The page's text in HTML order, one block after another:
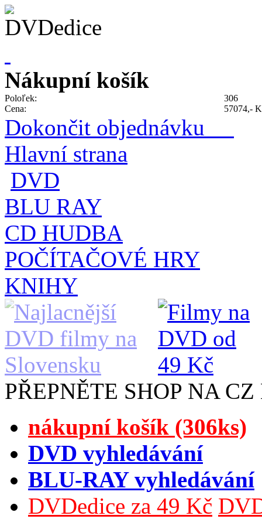
Nákupní košík
Poloľek:
306
Cena:
57074,-
Dokončit objednávku
Hlavní strana
DVD
BLU RAY
CD HUDBA
POČÍTAČOVÉ HRY
KNIHY
PŘEPNĚTE SHOP NA
nákupní košík (306ks)
DVD vyhledávání
BLU-RAY vyhledávání
DVDedice za 49 Kč